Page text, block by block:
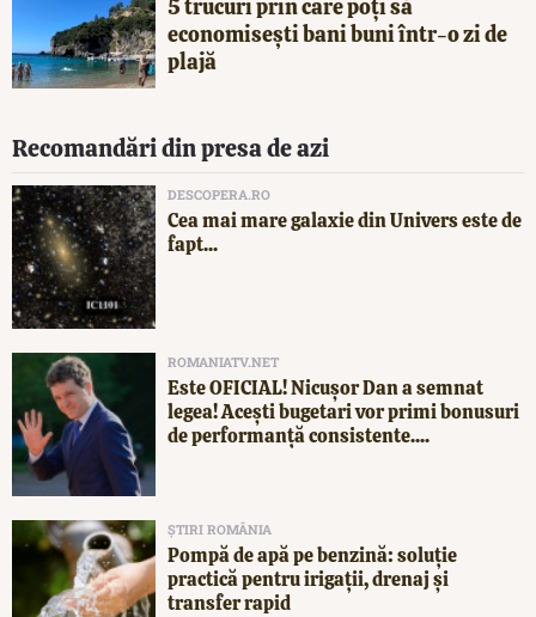
5 trucuri prin care poți să
economisești bani buni într-o zi de
plajă
Recomandări din presa de azi
DESCOPERA.RO
Cea mai mare galaxie din Univers este de
fapt...
ROMANIATV.NET
Este OFICIAL! Nicușor Dan a semnat
legea! Acești bugetari vor primi bonusuri
de performanță consistente....
ȘTIRI ROMÂNIA
Pompă de apă pe benzină: soluție
practică pentru irigații, drenaj și
transfer rapid